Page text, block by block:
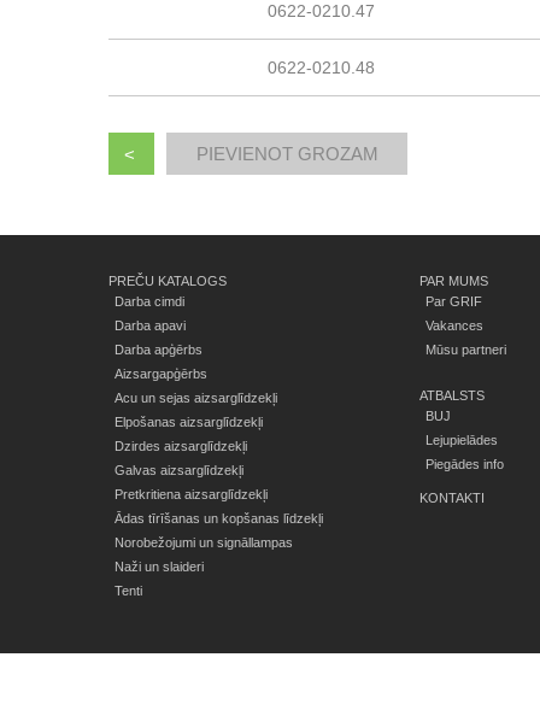
0622-0210.47
0622-0210.48
<
PREČU KATALOGS
Darba cimdi
Darba apavi
Darba apģērbs
Aizsargapģērbs
Acu un sejas aizsarglīdzekļi
Elpošanas aizsarglīdzekļi
Dzirdes aizsarglīdzekļi
Galvas aizsarglīdzekļi
Pretkritiena aizsarglīdzekļi
Ādas tīrīšanas un kopšanas līdzekļi
Norobežojumi un signāllampas
Naži un slaideri
Tenti
PAR MUMS
Par GRIF
Vakances
Mūsu partneri
ATBALSTS
BUJ
Lejupielādes
Piegādes info
KONTAKTI